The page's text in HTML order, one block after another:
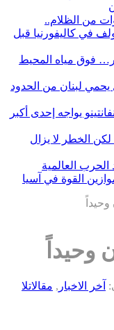
من الظلام..
في كاليفورنيا قبل
فوق مياه المحيط
يحمي لبنان من الحدود
يواجه إحدى أكبر
الخطر لا يزال
الحرب العالمية
القوة في آسيا
وحيداً
آخر الاخبار , مقالاتلا